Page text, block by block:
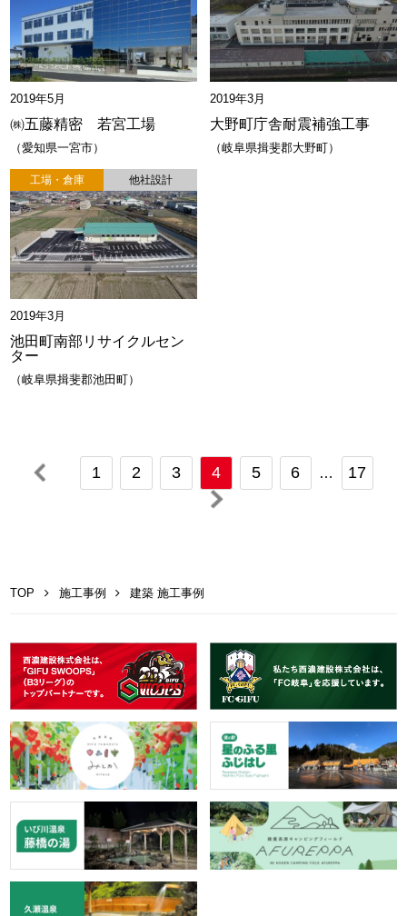
2019年5月
㈱五藤精密 若宮工場
愛知県一宮市
2019年3月
大野町庁舎耐震補強工事
岐阜県揖斐郡大野町
工場・倉庫 他社設計
2019年3月
池田町南部リサイクルセン
ター
岐阜県揖斐郡池田町
1 2 3 4 5 6 … 17
TOP 施工事例 建築 施工事例